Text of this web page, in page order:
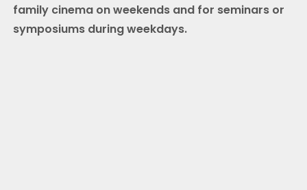
family cinema on weekends and for seminars or
symposiums during weekdays.